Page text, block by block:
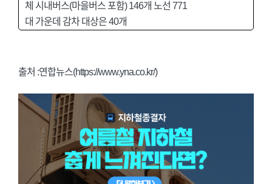
체 시내버스(마을버스 포함) 146개 노선 771
대 가운데 감차 대상은 40개
출처 :연합뉴스(https://www.yna.co.kr/)